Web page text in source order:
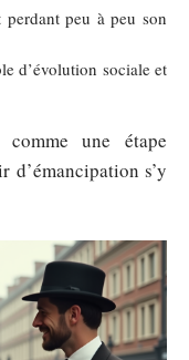
peu à peu son
d’évolution sociale et
comme une étape
d’émancipation s’y